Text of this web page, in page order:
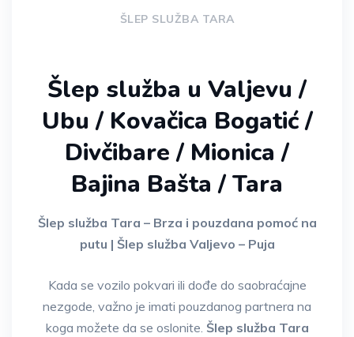
ŠLEP SLUŽBA TARA
Šlep služba u Valjevu /
Ubu / Kovačica Bogatić /
Divčibare / Mionica /
Bajina Bašta / Tara
Šlep služba Tara – Brza i pouzdana pomoć na
putu | Šlep služba Valjevo – Puja
Kada se vozilo pokvari ili dođe do saobraćajne
nezgode, važno je imati pouzdanog partnera na
koga možete da se oslonite. Šlep služba Tara